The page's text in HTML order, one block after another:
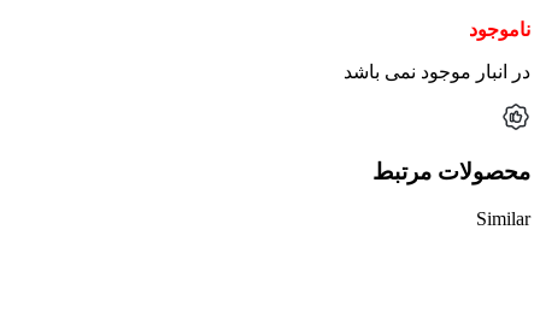
ناموجود
در انبار موجود نمی باشد
محصولات مرتبط
Similar